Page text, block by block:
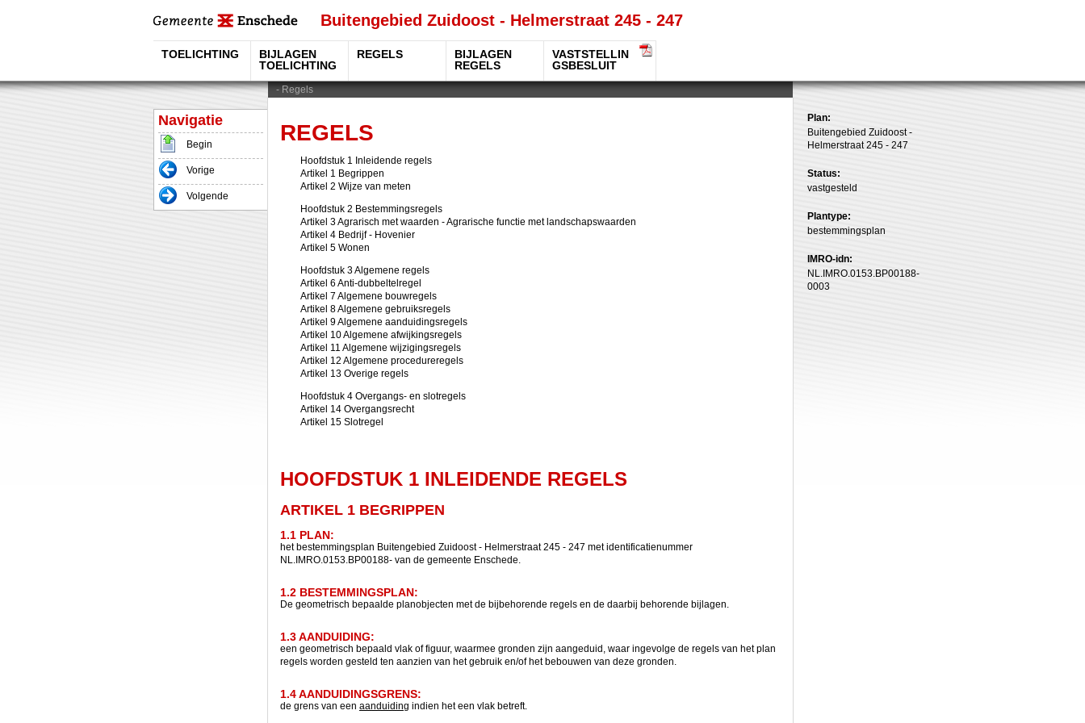
Buitengebied Zuidoost - Helmerstraat 245 - 247
Regels
Plan:
Buitengebied Zuidoost -
Helmerstraat 245 - 247
Status:
vastgesteld
Plantype:
bestemmingsplan
IMRO-idn:
NL.IMRO.0153.BP00188-
0003
TOELICHTING
BIJLAGEN
TOELICHTING
REGELS
BIJLAGEN
REGELS
VASTSTELLIN
GSBESLUIT
Begin
Vorige
Volgende
REGELS
Hoofdstuk 1 Inleidende regels
Artikel 1 Begrippen
Artikel 2 Wijze van meten
Hoofdstuk 2 Bestemmingsregels
Artikel 3 Agrarisch met waarden - Agrarische functie met landschapswaarden
Artikel 4 Bedrijf - Hovenier
Artikel 5 Wonen
Hoofdstuk 3 Algemene regels
Artikel 6 Anti-dubbeltelregel
Artikel 7 Algemene bouwregels
Artikel 8 Algemene gebruiksregels
Artikel 9 Algemene aanduidingsregels
Artikel 10 Algemene afwijkingsregels
Artikel 11 Algemene wijzigingsregels
Artikel 12 Algemene procedureregels
Artikel 13 Overige regels
Hoofdstuk 4 Overgangs- en slotregels
Artikel 14 Overgangsrecht
Artikel 15 Slotregel
HOOFDSTUK 1 INLEIDENDE REGELS
ARTIKEL 1 BEGRIPPEN
1.1 PLAN:
het bestemmingsplan Buitengebied Zuidoost - Helmerstraat 245 - 247 met identificatienummer
NL.IMRO.0153.BP00188- van de gemeente Enschede.
1.2 BESTEMMINGSPLAN:
De geometrisch bepaalde planobjecten met de bijbehorende regels en de daarbij behorende bijlagen.
1.3 AANDUIDING:
een geometrisch bepaald vlak of figuur, waarmee gronden zijn aangeduid, waar ingevolge de regels van het plan
regels worden gesteld ten aanzien van het gebruik en/of het bebouwen van deze gronden.
1.4 AANDUIDINGSGRENS:
de grens van een aanduiding indien het een vlak betreft.